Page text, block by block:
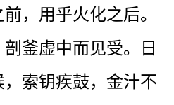
，用乎火化之后。
釜虚中而见受。日
索钥疾鼓，金汁不